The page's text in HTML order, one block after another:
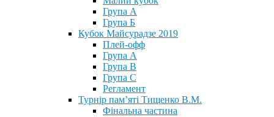
Група А
Група Б
Кубок Майсурадзе 2019
Плей-офф
Група А
Група В
Група С
Регламент
Турнір пам’яті Тищенко В.М.
Фінальна частина